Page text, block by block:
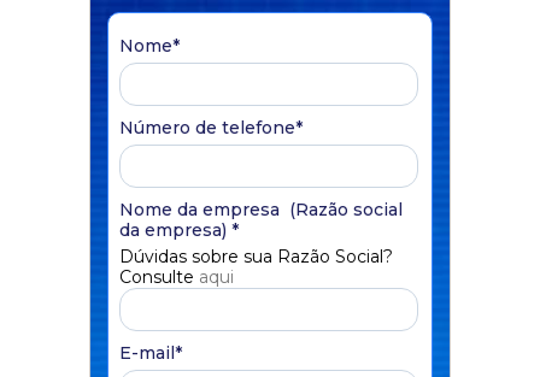
Nome*
Número de telefone*
Nome da empresa (Razão social
da empresa) *
Dúvidas sobre sua Razão Social?
Consulte aqui
E-mail*